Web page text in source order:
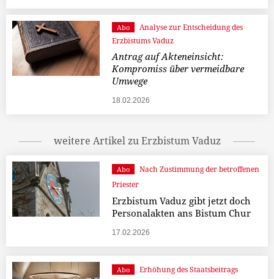
Abo
Analyse zur Entscheidung des
Erzbistums Vaduz
Antrag auf Akteneinsicht:
Kompromiss über vermeidbare
Umwege
18.02.2026
weitere Artikel zu Erzbistum Vaduz
Abo
Nach Zustimmung der betroffenen
Priester
Erzbistum Vaduz gibt jetzt doch
Personalakten ans Bistum Chur
17.02.2026
Abo Erhöhung des Staatsbeitrags